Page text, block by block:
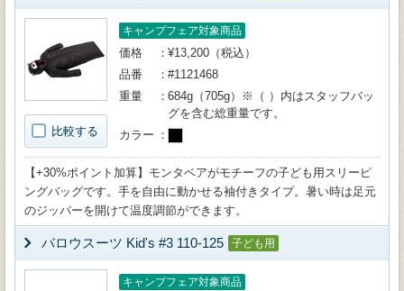
比較する
キャンプフェア対象商品
価格
¥13,200（税込）
品番
#1121468
重量
684g（705g）※（ ）内はスタッフバッ
グを含む総重量です。
カラー
【+30%ポイント加算】モンタベアがモチーフの子ども用スリーピ
ングバッグです。手を自由に動かせる袖付きタイプ。暑い時は足元
のジッパーを開けて温度調節ができます。
バロウスーツ Kid's #3 110-125 子ども用
キャンプフェア対象商品